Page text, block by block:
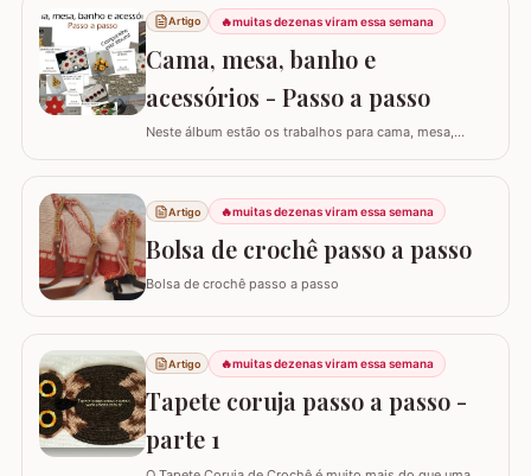
iniciações e finalizações das voltas, resultando em um
trabalho mais elegante. Variações de pontos com o
falso ponto alto: Experimentar…
Artigo 🔥muitas dezenas viram essa semana
Cama, mesa, banho e
acessórios - Passo a passo
Neste álbum estão os trabalhos para cama, mesa,
clicar nas imagens! Trilhos/caminhos e centro de mesa
Sousplat Puxa-saco e porta-pano de prato Squares para
colcha de cama Outros Álbuns que temos no blog
Artigo 🔥muitas dezenas viram essa semana
Bolsa de crochê passo a passo
Bolsa de crochê passo a passo
Artigo 🔥muitas dezenas viram essa semana
Tapete coruja passo a passo -
parte 1